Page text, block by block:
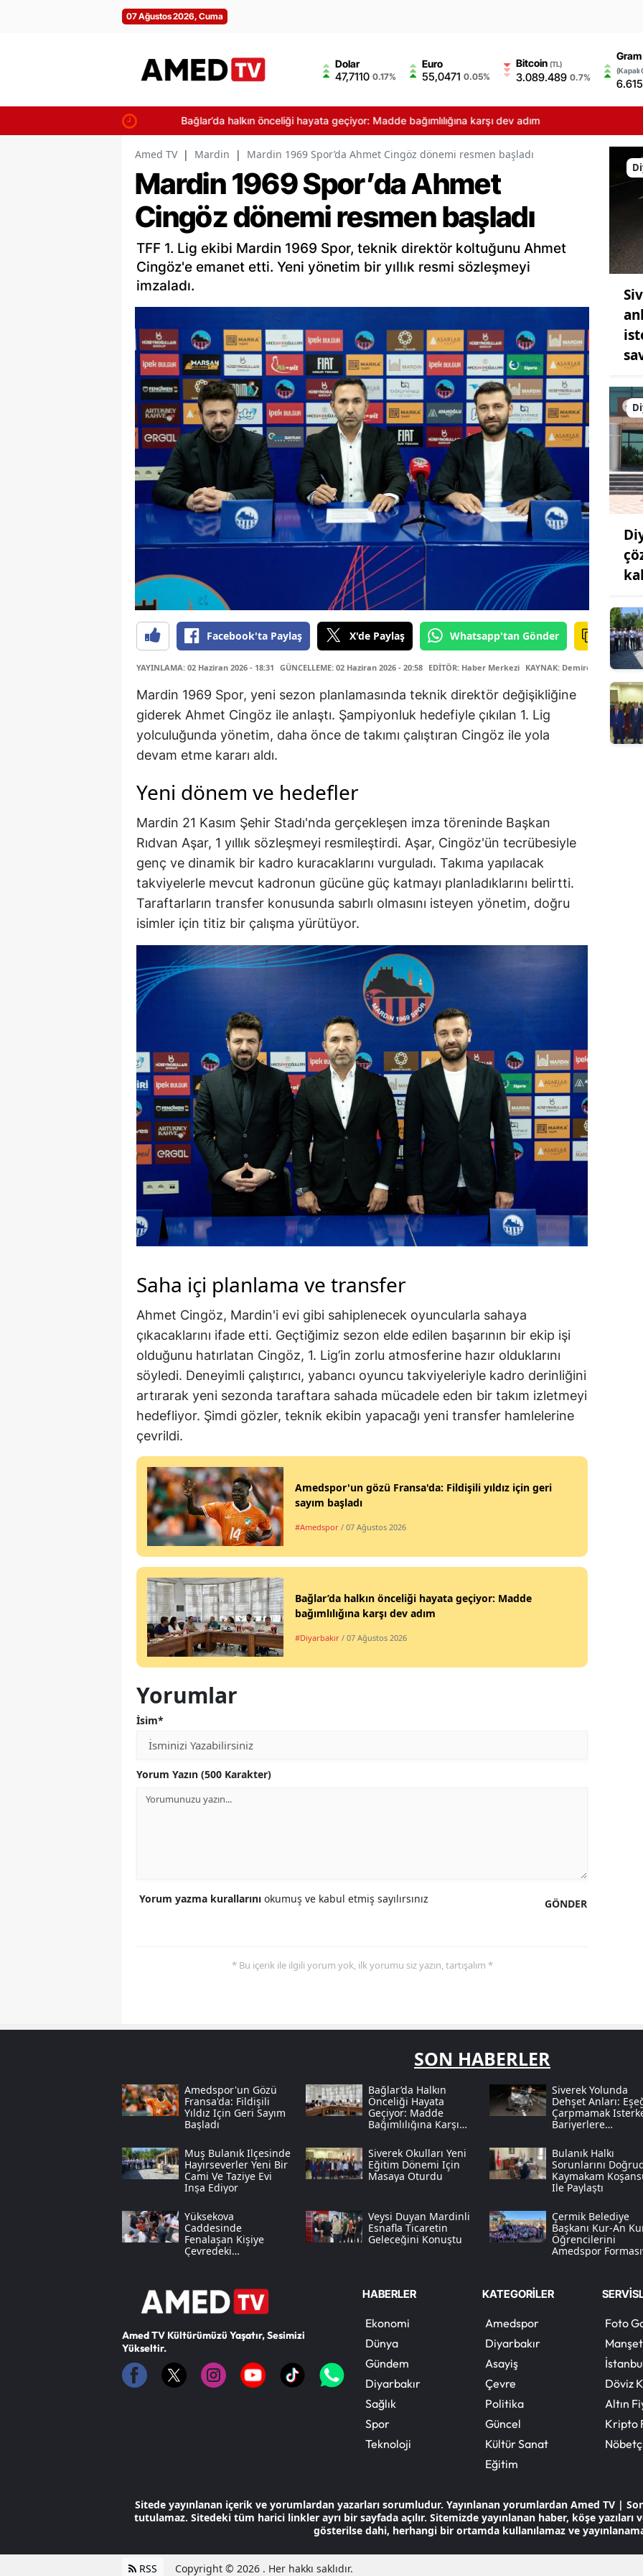
07 Ağustos 2026, Cuma
Dolar
47,7110 0.17%
Euro
55,0471 0.05%
Bitcoin (TL)
3.089.489 0.7%
Gram
(Kapalı
Bağlar’da halkın önceliği hayata geçiyor: Madde bağımlılığına karşı dev adım
Amed TV | Mardin | Mardin 1969 Spor’da Ahmet Cingöz dönemi resmen başladı
Mardin 1969 Spor’da Ahmet
Cingöz dönemi resmen başladı
TFF 1. Lig ekibi Mardin 1969 Spor, teknik direktör koltuğunu Ahmet
Cingöz'e emanet etti. Yeni yönetim bir yıllık resmi sözleşmeyi
imzaladı.
Facebook'ta Paylaş X'de Paylaş Whatsapp'tan Gönder
YAYINLAMA: 02 Haziran 2026 - 18:31 GÜNCELLEME: 02 Haziran 2026 - 20:58 EDİTÖR: Haber Merkezi KAYNAK: Demirören Haber
Mardin 1969 Spor, yeni sezon planlamasında teknik direktör değişikliğine
giderek Ahmet Cingöz ile anlaştı. Şampiyonluk hedefiyle çıkılan 1. Lig
yolculuğunda yönetim, daha önce de takımı çalıştıran Cingöz ile yola
devam etme kararı aldı.
Yeni dönem ve hedefler
Mardin 21 Kasım Şehir Stadı'nda gerçekleşen imza töreninde Başkan
Rıdvan Aşar, 1 yıllık sözleşmeyi resmileştirdi. Aşar, Cingöz'ün tecrübesiyle
genç ve dinamik bir kadro kuracaklarını vurguladı. Takıma yapılacak
takviyelerle mevcut kadronun gücüne güç katmayı planladıklarını belirtti.
Taraftarların transfer konusunda sabırlı olmasını isteyen yönetim, doğru
isimler için titiz bir çalışma yürütüyor.
Saha içi planlama ve transfer
Ahmet Cingöz, Mardin'i evi gibi sahiplenecek oyuncularla sahaya
çıkacaklarını ifade etti. Geçtiğimiz sezon elde edilen başarının bir ekip işi
olduğunu hatırlatan Cingöz, 1. Lig’in zorlu atmosferine hazır olduklarını
söyledi. Deneyimli çalıştırıcı, yabancı oyuncu takviyeleriyle kadro derinliğini
artırarak yeni sezonda taraftara sahada mücadele eden bir takım izletmeyi
hedefliyor. Şimdi gözler, teknik ekibin yapacağı yeni transfer hamlelerine
çevrildi.
Amedspor'un gözü Fransa'da: Fildişili yıldız için geri
sayım başladı
#Amedspor / 07 Ağustos 2026
Bağlar’da halkın önceliği hayata geçiyor: Madde
bağımlılığına karşı dev adım
#Diyarbakır / 07 Ağustos 2026
Yorumlar
İsim*
Yorum Yazın (500 Karakter)
GÖNDER
Yorum yazma kurallarını okumuş ve kabul etmiş sayılırsınız
* Bu içerik ile ilgili yorum yok, ilk yorumu siz yazın, tartışalım *
SON HABERLER
Amedspor'un Gözü
Fransa'da: Fildişili
Yıldız Için Geri Sayım
Başladı
Bağlar’da Halkın
Önceliği Hayata
Geçiyor: Madde
Bağımlılığına Karşı
Siverek Yolunda
Dehşet Anları:
Çarpmamak
Bariyerlere
Muş Bulanık Ilçesinde
Hayırseverler Yeni Bir
Cami Ve Taziye Evi
Inşa Ediyor
Siverek Okulları Yeni
Eğitim Dönemi Için
Masaya Oturdu
Bulanık Halkı
Sorunlarını
Kaymakam
Ile Paylaştı
Yüksekova
Caddesinde
Fenalaşan Kişiye
Çevredeki
Veysi Duyan Mardinli
Esnafla Ticaretin
Geleceğini Konuştu
Çermik Belediye
Başkanı Kur-An
Öğrencilerini
Amedspor
Amed TV Kültürümüzü Yaşatır, Sesimizi
Yükseltir.
HABERLER
Ekonomi
Dünya
Gündem
Diyarbakır
Sağlık
Spor
Teknoloji
KATEGORİLER
Amedspor
Diyarbakır
Asayiş
Çevre
Politika
Güncel
Kültür Sanat
Eğitim
Foto
Döviz
Altın
Kripto
Sitede yayınlanan içerik ve yorumlardan yazarları sorumludur. Yayınlanan yorumlardan Amed TV |
tutulamaz. Sitedeki tüm harici linkler ayrı bir sayfada açılır. Sitemizde yayınlanan haber, köşe yazıları
gösterilse dahi, herhangi bir ortamda kullanılamaz ve
RSS Copyright © 2026 . Her hakkı saklıdır.